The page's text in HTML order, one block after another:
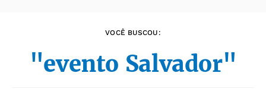
VOCÊ BUSCOU:
"evento Salvador"